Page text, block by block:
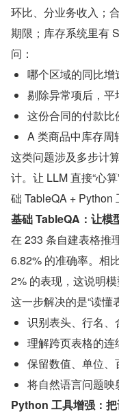
环比、分业务收入；
期限；库存系统里有
问：
哪个区域的同比增
剔除异常项后，平
这份合同的付款比
A 类商品中库存周
这类问题涉及多步计
计。让 LLM 直接“心
础 TableQA + Python
基础 TableQA：让模
在 233 条自建表格推
6.82% 的准确率。相
2% 的表现，这说明
这一步解决的是“读懂
识别表头、行名、
理解跨页表格的连
保留数值、单位、
将自然语言问题映
Python 工具增强：